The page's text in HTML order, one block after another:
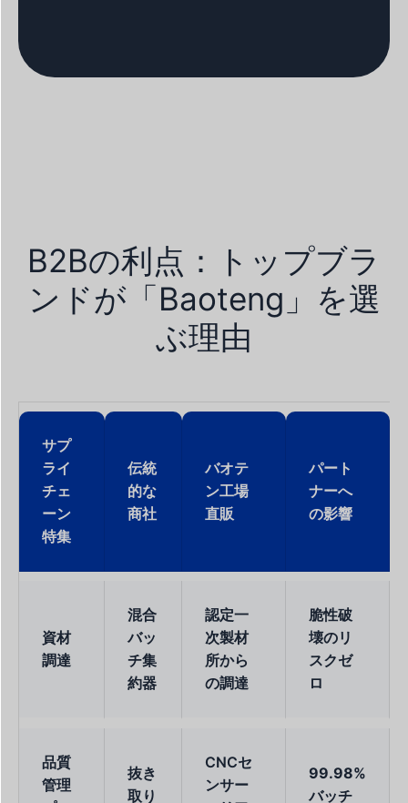
B2Bの利点：トップブラ
ンドが「Baoteng」を選
ぶ理由
サプ
ライ
チェ
ーン
特集
伝統
的な
商社
バオテ
ン工場
直販
パート
ナーへ
の影響
資材
調達
混合
バッ
チ集
約器
認定一
次製材
所から
の調達
脆性破
壊のリ
スクゼ
ロ
品質
管理
抜き
取り
CNCセ
ンサー
99.98%
バッチ